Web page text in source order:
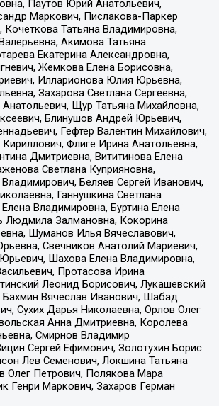
Паутов Юрий Анатольевич,
Маркович, Пислакова-Паркер
Татьяна Владимировна,
Акимова Татьяна
Екатерина Александровна,
Жемкова Елена Борисовна,
Илларионова Юлия Юрьевна,
Захарова Светлана Сергеевна,
Щур Татьяна Михайловна,
Блинушов Андрей Юрьевич,
Гефтер Валентин Михайлович,
Флиге Ирина Анатольевна,
Дмитриевна, Вититинова Елена
Светлана Куприяновна,
Беляев Сергей Иванович,
Ганнушкина Светлана
Владимировна, Буртина Елена
Людмила Залмановна, Кокорина
Шуманов Илья Вячеславович,
Свечников Анатолий Мариевич,
Шахова Елена Владимировна,
Протасова Ирина
Леонид Борисович, Лукашевский
Бахмин Вячеслав Иванович, Шабад
Сухих Дарья Николаевна, Орлов Олег
Анна Дмитриевна, Королева
Смирнов Владимир
Сергей Ефимович, Золотухин Борис
Лев Семенович, Локшина Татьяна
Олег Петрович, Полякова Мара
Генри Маркович, Захаров Герман